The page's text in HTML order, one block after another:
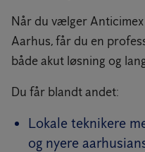
Når du vælger
Aarhus, får du en
både akut løsning og
Du får blandt andet:
Lokale teknikere
og nyere